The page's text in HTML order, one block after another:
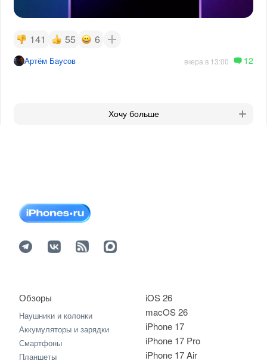
141 55 6
Артём Баусов вчера в 13:00 12
Хочу больше
iOS 26
macOS 26
iPhone 17
iPhone 17 Pro
iPhone 17 Air
Обзоры
Наушники и колонки
Аккумуляторы и зарядки
Смартфоны
Планшеты